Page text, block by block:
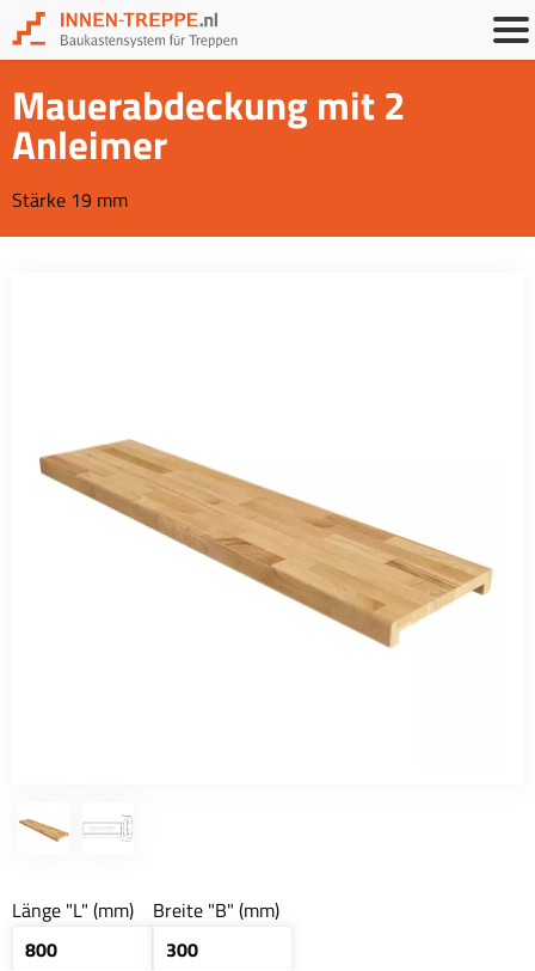
Mauerabdeckung mit 2
Anleimer
Stärke 19 mm
Länge "L" (mm) Breite "B" (mm)